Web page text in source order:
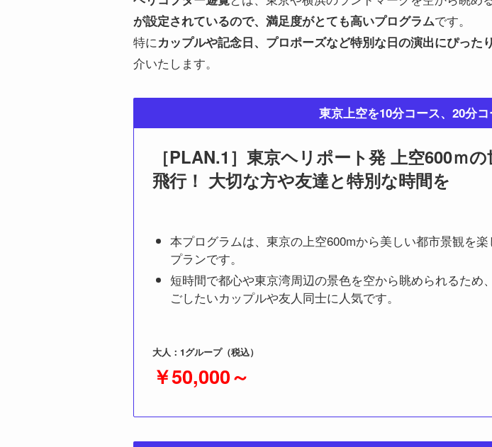
が設定されているので、満足度がとても高いプログラムです。
特にカップルや記念日、プロポーズなど特別な日の演出にぴったり
介いたします。
東京上空を10分コース、20分
［PLAN.1］東京ヘリポート発 上空600ｍ
飛行！ 大切な方や友達と特別な時間を
本プログラムは、東京の上空600mから美しい都市景観を
プランです。
短時間で都心や東京湾周辺の景色を空から眺められるため
ごしたいカップルや友人同士に人気です。
大人：1グループ（税込）
￥50,000～